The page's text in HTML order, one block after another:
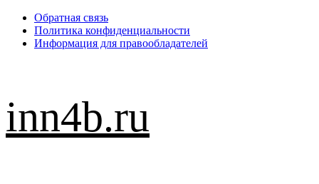
Перейти
содержимому
Обратная связь
Политика конфиденциальности
Информация для правообладателей
inn4b.ru